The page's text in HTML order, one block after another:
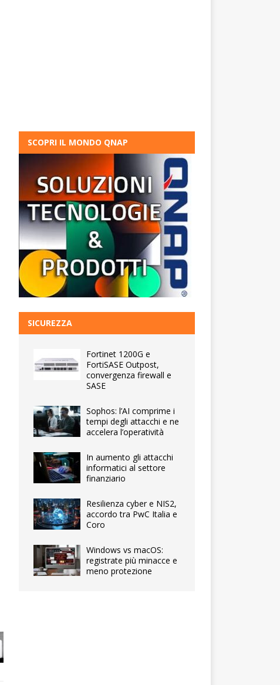
SCOPRI IL MONDO QNAP
SICUREZZA
Fortinet 1200G e
FortiSASE Outpost,
convergenza firewall e
SASE
Sophos: l’AI comprime i
tempi degli attacchi e ne
accelera l’operatività
In aumento gli attacchi
informatici al settore
finanziario
Resilienza cyber e NIS2,
accordo tra PwC Italia e
Coro
Windows vs macOS:
registrate più minacce e
meno protezione